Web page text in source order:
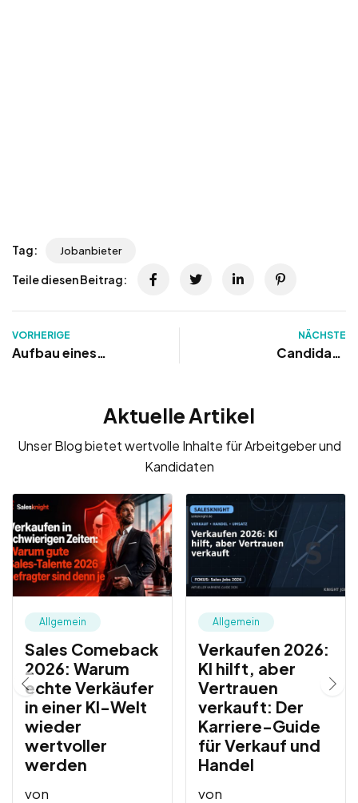
Tag: Jobanbieter
Teile diesen Beitrag:
VORHERIGE
Aufbau eines
NÄCHSTE
Candidate
Aktuelle Artikel
Unser Blog bietet wertvolle Inhalte für Arbeitgeber und
Kandidaten
Allgemein
Sales Comeback
2026: Warum
echte Verkäufer
in einer KI-Welt
wieder
wertvoller
werden
von
Allgemein
Verkaufen 2026:
KI hilft, aber
Vertrauen
verkauft: Der
Karriere-Guide
für Verkauf und
Handel
von